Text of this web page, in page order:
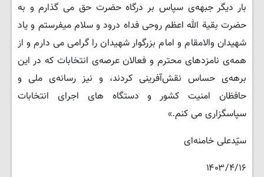
بار دیگر جبهه‌ی سپاس بر درگاه حضرت حق می گذارم و به
حضرت بقیة الله اعظم روحی فداه درود و سلام میفرستم و یاد
شهیدان والامقام و امام بزرگوار شهیدان را گرامی می دارم و از
همه‌ی نامزدهای محترم و فعالان عرصه‌ی انتخابات که در این
برهه‌ی حساس نقش‌آفرینی کردند، و نیز رسانه‌ی ملی و
حافظان امنیت کشور و دستگاه های اجرای انتخابات
سپاسگزاری می کنم.»
سیّدعلی خامنه‌ای
۱۴۰۳/۴/۱۶